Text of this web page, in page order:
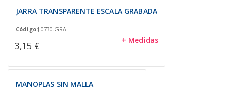
JARRA TRANSPARENTE ESCALA GRABADA
Código:J 0730.GRA
3,15 € + Medidas
MANOPLAS SIN MALLA